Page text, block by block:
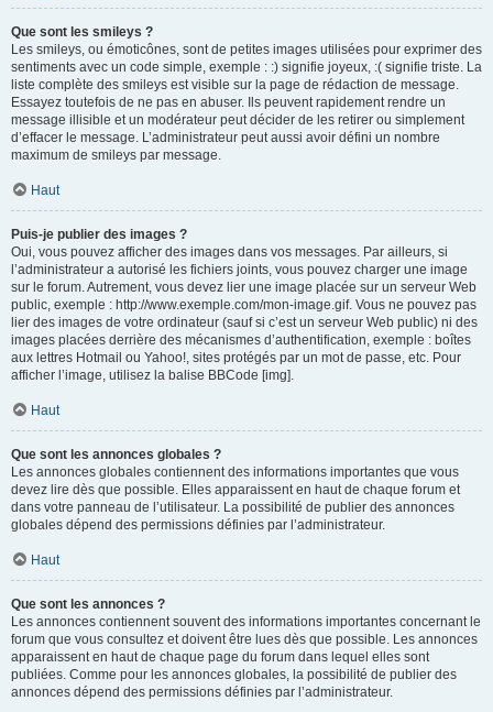
Que sont les smileys ?
Les smileys, ou émoticônes, sont de petites images utilisées pour exprimer des
sentiments avec un code simple, exemple : :) signifie joyeux, :( signifie triste. La
liste complète des smileys est visible sur la page de rédaction de message.
Essayez toutefois de ne pas en abuser. Ils peuvent rapidement rendre un
message illisible et un modérateur peut décider de les retirer ou simplement
d’effacer le message. L’administrateur peut aussi avoir défini un nombre
maximum de smileys par message.
Haut
Puis-je publier des images ?
Oui, vous pouvez afficher des images dans vos messages. Par ailleurs, si
l’administrateur a autorisé les fichiers joints, vous pouvez charger une image
sur le forum. Autrement, vous devez lier une image placée sur un serveur Web
public, exemple : http://www.exemple.com/mon-image.gif. Vous ne pouvez pas
lier des images de votre ordinateur (sauf si c’est un serveur Web public) ni des
images placées derrière des mécanismes d’authentification, exemple : boîtes
aux lettres Hotmail ou Yahoo!, sites protégés par un mot de passe, etc. Pour
afficher l’image, utilisez la balise BBCode [img].
Haut
Que sont les annonces globales ?
Les annonces globales contiennent des informations importantes que vous
devez lire dès que possible. Elles apparaissent en haut de chaque forum et
dans votre panneau de l’utilisateur. La possibilité de publier des annonces
globales dépend des permissions définies par l’administrateur.
Haut
Que sont les annonces ?
Les annonces contiennent souvent des informations importantes concernant le
forum que vous consultez et doivent être lues dès que possible. Les annonces
apparaissent en haut de chaque page du forum dans lequel elles sont
publiées. Comme pour les annonces globales, la possibilité de publier des
annonces dépend des permissions définies par l’administrateur.